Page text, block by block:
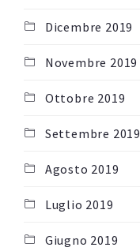
Dicembre 2019
Novembre 2019
Ottobre 2019
Settembre 2019
Agosto 2019
Luglio 2019
Giugno 2019